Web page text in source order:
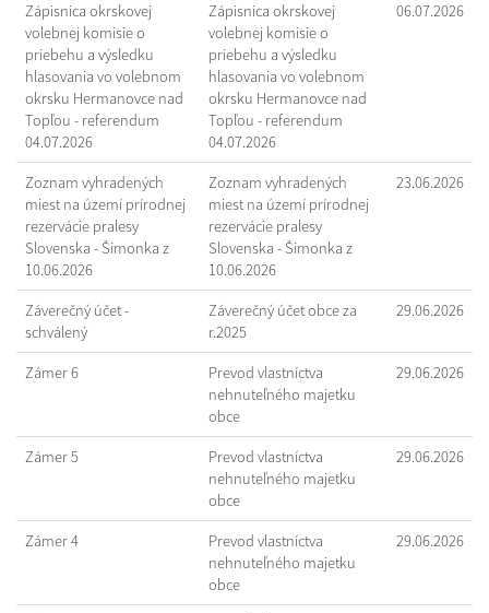
Zápisnica okrskovej
volebnej komisie o
priebehu a výsledku
hlasovania vo volebnom
okrsku Hermanovce nad
Topľou - referendum
04.07.2026
Zápisnica okrskovej
volebnej komisie o
priebehu a výsledku
hlasovania vo volebnom
okrsku Hermanovce nad
Topľou - referendum
04.07.2026
06.07.2026
Zoznam vyhradených
miest na území prírodnej
rezervácie pralesy
Slovenska - Šimonka z
10.06.2026
Zoznam vyhradených
miest na území prírodnej
rezervácie pralesy
Slovenska - Šimonka z
10.06.2026
23.06.2026
Záverečný účet -
schválený
Záverečný účet obce za
r.2025
29.06.2026
Zámer 6
Prevod vlastníctva
nehnuteľného majetku
obce
29.06.2026
Zámer 5
Prevod vlastníctva
nehnuteľného majetku
obce
29.06.2026
Zámer 4
Prevod vlastníctva
nehnuteľného majetku
obce
29.06.2026